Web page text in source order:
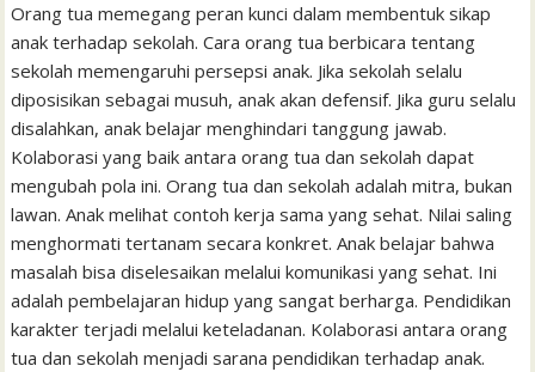
Orang tua memegang peran kunci dalam membentuk sikap
anak terhadap sekolah. Cara orang tua berbicara tentang
sekolah memengaruhi persepsi anak. Jika sekolah selalu
diposisikan sebagai musuh, anak akan defensif. Jika guru selalu
disalahkan, anak belajar menghindari tanggung jawab.
Kolaborasi yang baik antara orang tua dan sekolah dapat
mengubah pola ini. Orang tua dan sekolah adalah mitra, bukan
lawan. Anak melihat contoh kerja sama yang sehat. Nilai saling
menghormati tertanam secara konkret. Anak belajar bahwa
masalah bisa diselesaikan melalui komunikasi yang sehat. Ini
adalah pembelajaran hidup yang sangat berharga. Pendidikan
karakter terjadi melalui keteladanan. Kolaborasi antara orang
tua dan sekolah menjadi sarana pendidikan terhadap anak.